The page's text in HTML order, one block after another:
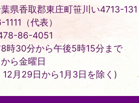
県香取郡東庄町笹川い4713-131
（代表）
86-4051
時30分から午後5時15分まで
ら金曜日
12月29日から1月3日を除く)